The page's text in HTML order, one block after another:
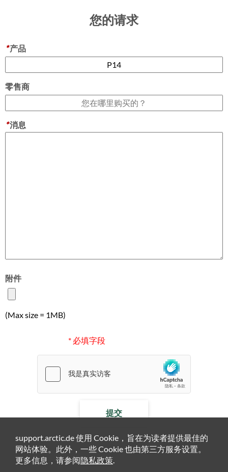
您的请求
*产品
零售商
*消息
附件
(Max size = 1MB)
* 必填字段
提交
support.arctic.de 使用 Cookie，旨在为读者提供最佳的
网站体验。此外，一些 Cookie 也由第三方服务设置。
更多信息，请参阅隐私政策.